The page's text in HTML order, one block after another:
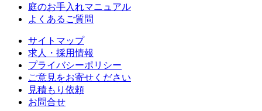
庭のお手入れマニュアル
よくあるご質問
サイトマップ
求人・採用情報
プライバシーポリシー
ご意見をお寄せください
見積もり依頼
お問合せ